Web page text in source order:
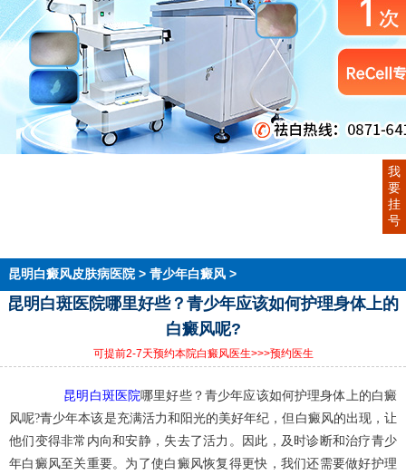
昆明白癜风皮肤病医院> 青少年白癜风>
昆明白斑医院哪里好些？青少年应该如何护理身体上的
白癜风呢?
可提前2-7天预约本院白癜风医生>>>预约医生
昆明白斑医院哪里好些？青少年应该如何护理身体上的白癜
风呢?青少年本该是充满活力和阳光的美好年纪，但白癜风的出现，让
他们变得非常内向和安静，失去了活力。因此，及时诊断和治疗青少
年白癜风至关重要。为了使白癜风恢复得更快，我们还需要做好护理
我
要
挂
号